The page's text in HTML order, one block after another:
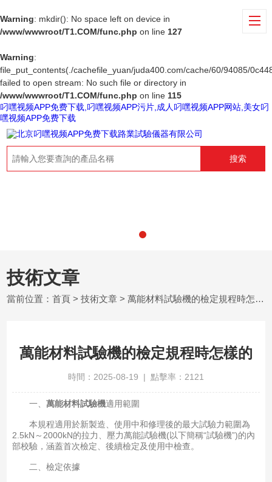
Warning: mkdir(): No space left on device in
/www/wwwroot/T1.COM/func.php on line 127
Warning:
file_put_contents(./cachefile_yuan/juda400.com/cache/60/94085/
failed to open stream: No such file or directory in
/www/wwwroot/T1.COM/func.php on line 115
叼嘿视频APP免费下载,叼嘿视频APP污片,成人叼嘿视频APP网站,美女叼
嘿视频APP免费下载
搜索
技術文章
當前位置：首頁 >技術文章 > 萬能材料試驗機的檢定規程時怎樣的
萬能材料試驗機的檢定規程時怎樣的
時間：2025-08-19 | 點擊率：2121
一、 萬能材料試驗機適用範圍
本規程適用於新製造、使用中和修理後的最大試驗力範圍為
2.5kN～2000kN的拉力、壓力萬能試驗機(以下簡稱“試驗機”)的內
部校驗，涵蓋首次檢定、後續檢定及使用中檢查。
二、檢定依據